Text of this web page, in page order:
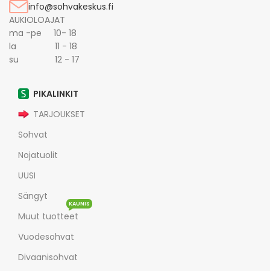
info@sohvakeskus.fi
AUKIOLOAJAT
ma -pe 10- 18
la 11 - 18
su 12 - 17
PIKALINKIT
TARJOUKSET
Sohvat
Nojatuolit
UUSI
Sängyt
Muut tuotteet
KAUNIS
Vuodesohvat
Divaanisohvat